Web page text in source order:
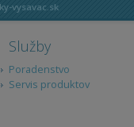
vysavac.sk
Služby
Poradenstvo
Servis produktov